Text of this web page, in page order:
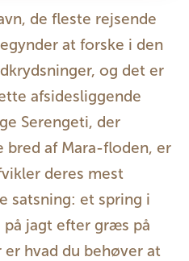
de fleste rejsende
at forske i den
og det er
afsidesliggende
Serengeti, der
bred af Mara-floden, er
deres mest
satsning: et spring i
jagt efter græs på
er hvad du behøver at